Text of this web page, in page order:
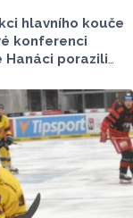
hlavního kouče
konferenci
Hanáci porazili
mistr
byl sedm
jednatele